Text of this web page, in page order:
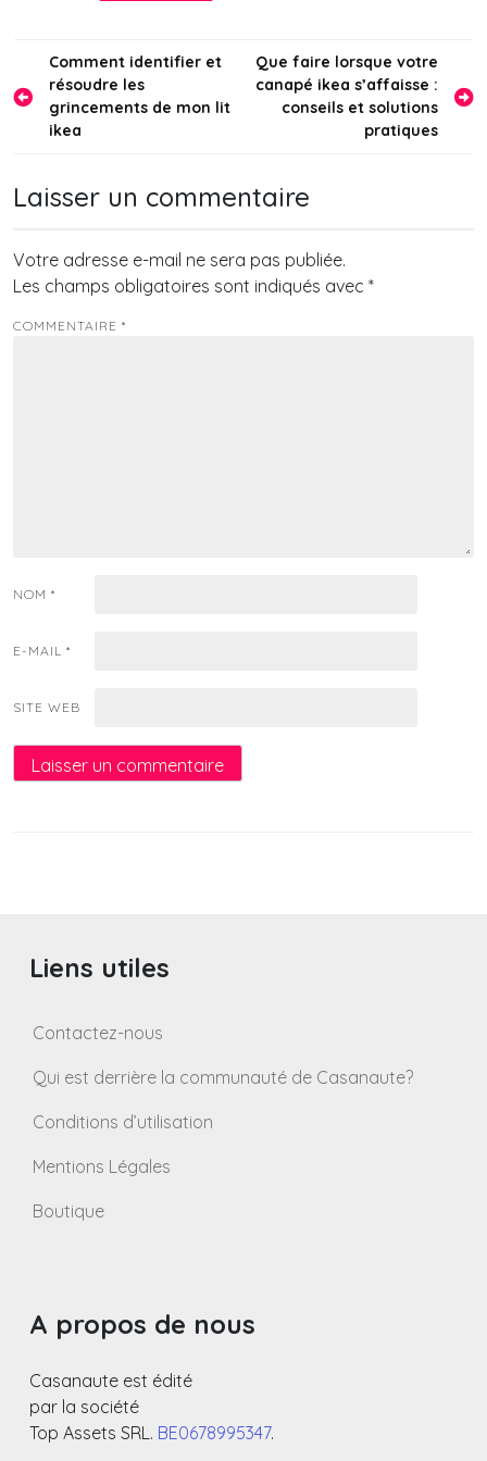
Navigation
de
l’article
Comment identifier et
résoudre les
grincements de mon lit
ikea
Que faire lorsque votre
canapé ikea s’affaisse :
conseils et solutions
pratiques
Laisser un commentaire
Votre adresse e-mail ne sera pas publiée.
Les champs obligatoires sont indiqués avec *
COMMENTAIRE *
NOM *
E-MAIL *
SITE WEB
Liens utiles
Contactez-nous
Qui est derrière la communauté de Casanaute?
Conditions d’utilisation
Mentions Légales
Boutique
A propos de nous
Casanaute est édité
par la société
Top Assets SRL. BE0678995347.